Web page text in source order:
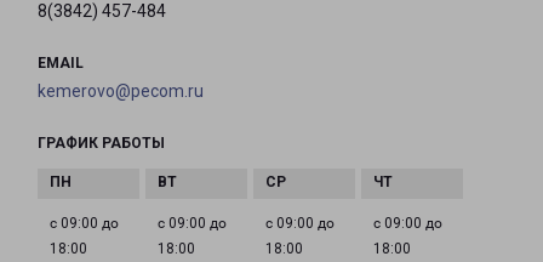
8(3842) 457-484
EMAIL
kemerovo@pecom.ru
ГРАФИК РАБОТЫ
с 09:00 до
18:00
с 09:00 до
18:00
с 09:00 до
18:00
с 09:00 до
18:00